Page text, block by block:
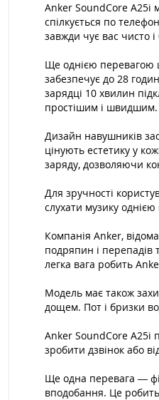
Anker SoundCore A25i
спілкується по
завжди чує вас чисто
Ще однією перевагою
забезпечує до 28
зарядці 10 хвилин
простішим і швидшим.
Дизайн навушників
цінують естетику у
заряду, дозволяючи
Для зручності
слухати музику
Компанія Anker,
подряпин і
легка вага робить
Модель має також
дощем. Пот і бризки
Anker SoundCore A25i
зробити дзвінок або
Ще одна перевага —
вподобання. Це